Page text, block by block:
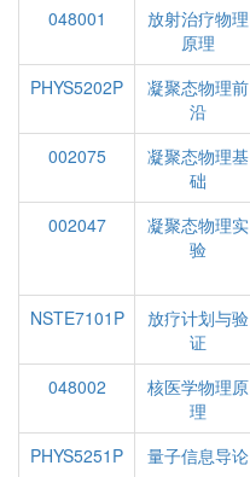
048001
放射治疗物理
原理
PHYS5202P
凝聚态物理前
沿
002075
凝聚态物理基
础
002047
凝聚态物理实
验
NSTE7101P
放疗计划与验
证
048002
核医学物理原
理
PHYS5251P
量子信息导论